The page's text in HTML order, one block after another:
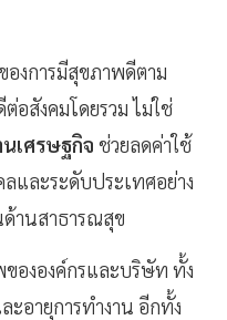
งการมีสุขภาพดีตาม
อสังคมโดยรวม ไม่ใช่
เศรษฐกิจ ช่วยลดค่าใช้
และระดับประเทศอย่าง
ด้านสาธารณสุข
ององค์กรและบริษัท ทั้ง
ะอายุการทำงาน อีกทั้ง